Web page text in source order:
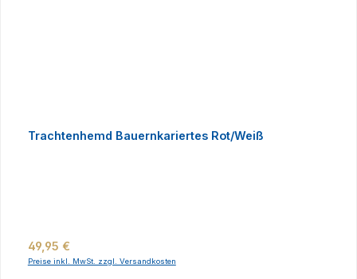
Trachtenhemd Bauernkariertes Rot/Weiß
Regulärer Preis:
49,95 €
Preise inkl. MwSt. zzgl. Versandkosten